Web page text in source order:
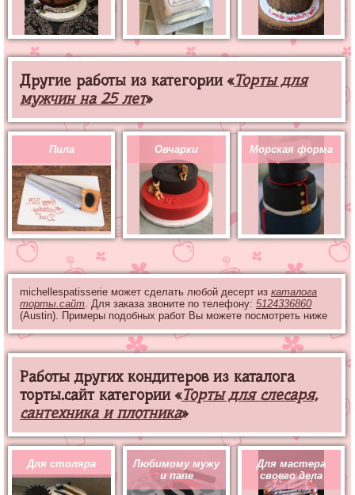
Другие работы из категории «Торты для
мужчин на 25 лет»
Пила Овчарки Морская форма
michellespatisserie может сделать любой десерт из каталога
торты.сайт . Для заказа звоните по телефону: 5124336860
(Austin). Примеры подобных работ Вы можете посмотреть ниже
Работы других кондитеров из каталога
торты.сайт категории «Торты для слесаря,
сантехника и плотника»
Для столяра
Любимому мужу
и папе
Для мастера
своего дела